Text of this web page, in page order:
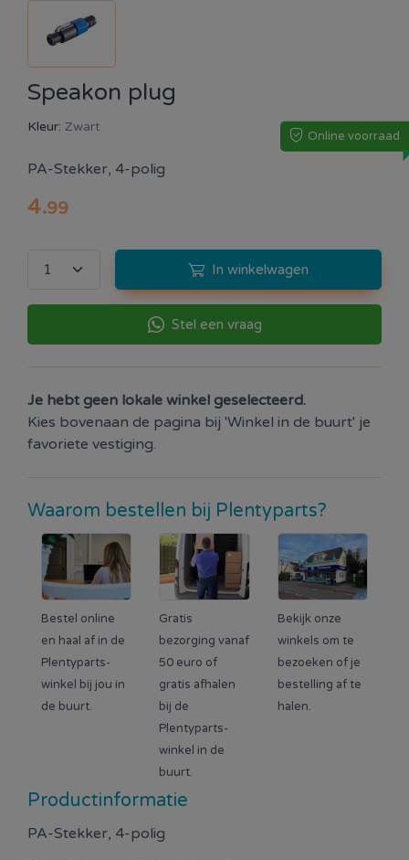
Speakon plug
Kleur: Zwart
Online voorraad
PA-Stekker, 4-polig
4.99
In winkelwagen
Stel een vraag
Je hebt geen lokale winkel geselecteerd.
Kies bovenaan de pagina bij 'Winkel in de buurt' je
favoriete vestiging.
Waarom bestellen bij Plentyparts?
Bestel online
en haal af in de
Plentyparts-
winkel bij jou in
de buurt.
Gratis
bezorging vanaf
50 euro of
gratis afhalen
bij de
Plentyparts-
winkel in de
buurt.
Bekijk onze
winkels om te
bezoeken of je
bestelling af te
halen.
Productinformatie
PA-Stekker, 4-polig